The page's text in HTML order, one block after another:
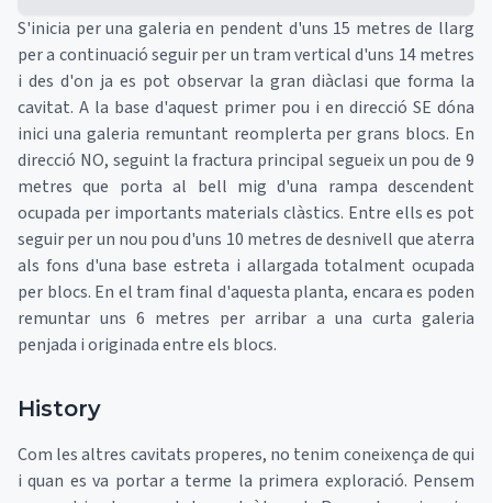
S'inicia per una galeria en pendent d'uns 15 metres de llarg
per a continuació seguir per un tram vertical d'uns 14 metres
i des d'on ja es pot observar la gran diàclasi que forma la
cavitat. A la base d'aquest primer pou i en direcció SE dóna
inici una galeria remuntant reomplerta per grans blocs. En
direcció NO, seguint la fractura principal segueix un pou de 9
metres que porta al bell mig d'una rampa descendent
ocupada per importants materials clàstics. Entre ells es pot
seguir per un nou pou d'uns 10 metres de desnivell que aterra
als fons d'una base estreta i allargada totalment ocupada
per blocs. En el tram final d'aquesta planta, encara es poden
remuntar uns 6 metres per arribar a una curta galeria
penjada i originada entre els blocs.
History
Com les altres cavitats properes, no tenim coneixença de qui
i quan es va portar a terme la primera exploració. Pensem